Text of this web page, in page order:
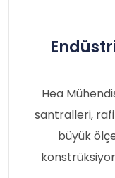
Hea
santralleri,
büyük